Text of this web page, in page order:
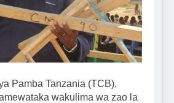
Pamba Tanzania (TCB),
wakulima wa zao la